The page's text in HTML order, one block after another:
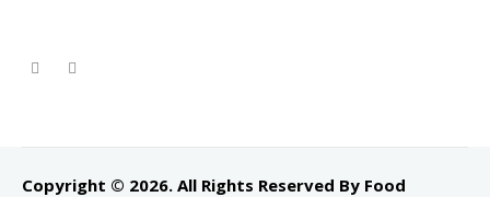
Copyright © 2026. All Rights Reserved By Food